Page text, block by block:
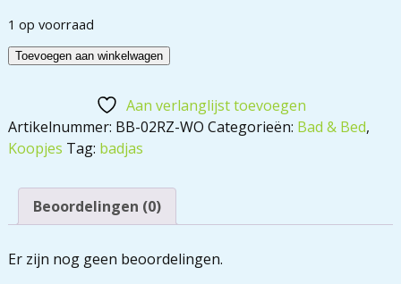
1 op voorraad
Toevoegen aan winkelwagen
Aan verlanglijst toevoegen
Artikelnummer: BB-02RZ-WO Categorieën: Bad & Bed,
Koopjes Tag: badjas
Beoordelingen (0)
Er zijn nog geen beoordelingen.